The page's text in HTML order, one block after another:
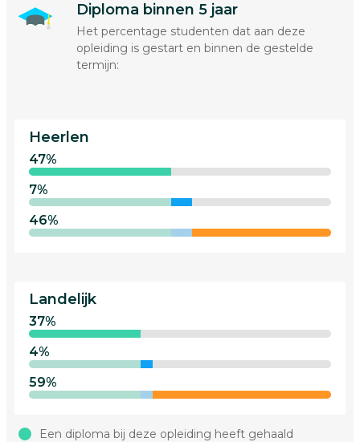
Diploma binnen 5 jaar
Het percentage studenten dat aan deze
opleiding is gestart en binnen de gestelde
termijn:
Heerlen
47%
7%
46%
Landelijk
37%
4%
59%
Een diploma bij deze opleiding heeft gehaald